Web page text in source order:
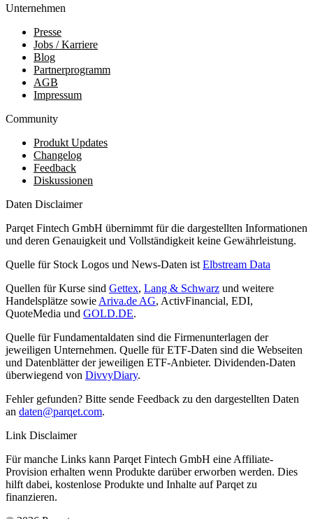
Unternehmen
Presse
Jobs / Karriere
Blog
Partnerprogramm
AGB
Impressum
Community
Produkt Updates
Changelog
Feedback
Diskussionen
Daten Disclaimer
Parqet Fintech GmbH übernimmt für die dargestellten Informationen
und deren Genauigkeit und Vollständigkeit keine Gewährleistung.
Quelle für Stock Logos und News-Daten ist Elbstream Data
Quellen für Kurse sind Gettex, Lang & Schwarz und weitere
Handelsplätze sowie Ariva.de AG, ActivFinancial, EDI,
QuoteMedia und GOLD.DE.
Quelle für Fundamentaldaten sind die Firmenunterlagen der
jeweiligen Unternehmen. Quelle für ETF-Daten sind die Webseiten
und Datenblätter der jeweiligen ETF-Anbieter. Dividenden-Daten
überwiegend von DivvyDiary.
Fehler gefunden? Bitte sende Feedback zu den dargestellten Daten
an daten@parqet.com.
Link Disclaimer
Für manche Links kann Parqet Fintech GmbH eine Affiliate-
Provision erhalten wenn Produkte darüber erworben werden. Dies
hilft dabei, kostenlose Produkte und Inhalte auf Parqet zu
finanzieren.